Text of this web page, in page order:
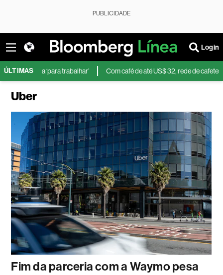
PUBLICIDADE
Login
ÚLTIMAS
trabalhar’ Com café de até US$ 32, rede de cafeterias de luxo se
Uber
Fim da parceria com a Waymo pesa